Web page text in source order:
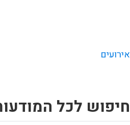
אירועים
חיפוש לכל